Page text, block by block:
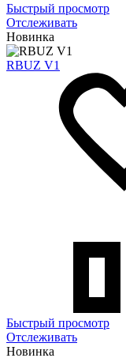
Быстрый просмотр
Отслеживать
Новинка
RBUZ V1
Быстрый просмотр
Отслеживать
Новинка